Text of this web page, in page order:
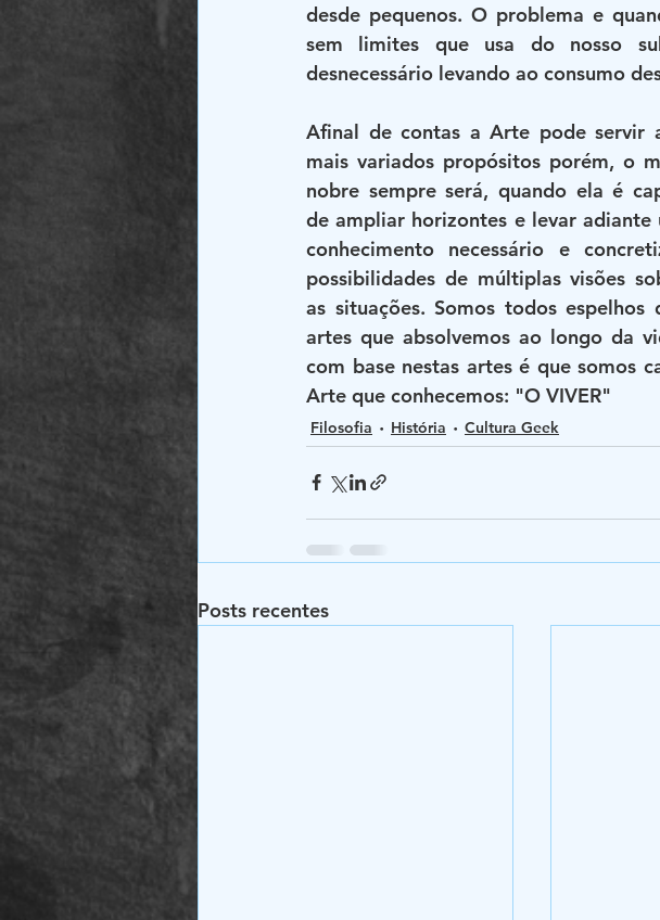
desde pequenos. O problema e
sem limites que usa do nosso
desnecessário levando ao consumo
Afinal de contas a Arte pode servir
mais variados propósitos porém, o
nobre sempre será, quando ela é
de ampliar horizontes e levar adiante
conhecimento necessário e
possibilidades de múltiplas visões
as situações. Somos todos espelhos
artes que absolvemos ao longo da
com base nestas artes é que somos
Arte que conhecemos: "O VIVER"
Filosofia História Cultura Geek
Posts recentes